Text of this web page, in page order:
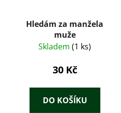
Hledám za manžela
muže
Skladem (1 ks)
30 Kč
DO KOŠÍKU